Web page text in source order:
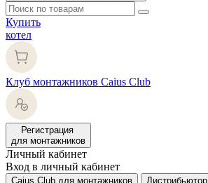
Купить
котел
Клуб монтажников Caius Club
Регистрация
для монтажников
Личный кабинет
Вход в личный кабинет
Caius Club для монтажников Дистрибьютор